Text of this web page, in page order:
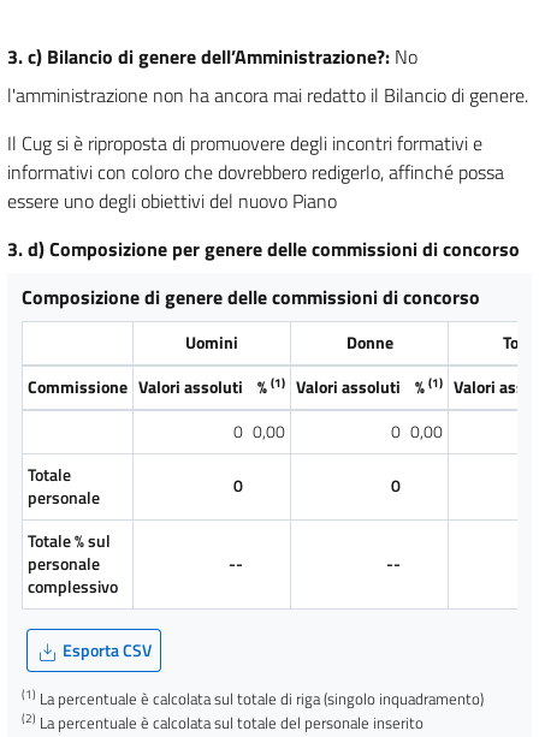
3. c) Bilancio di genere dell’Amministrazione?: No
l'amministrazione non ha ancora mai redatto il Bilancio di genere.
Il Cug si è riproposta di promuovere degli incontri formativi e
informativi con coloro che dovrebbero redigerlo, affinché possa
essere uno degli obiettivi del nuovo Piano
3. d) Composizione per genere delle commissioni di concorso
Composizione di genere delle commissioni di concorso
Uomini Donne
Commissione Valori assoluti %(1) Valori assoluti %(1) Valori
0 0,00 0 0,00
Totale
personale
0 0
Totale % sul
personale
complessivo
-- --
Esporta CSV
(1) La percentuale è calcolata sul totale di riga (singolo inquadramento)
(2) La percentuale è calcolata sul totale del personale inserito